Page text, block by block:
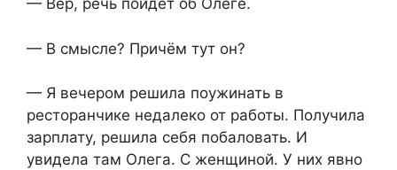
— Вер, речь пойдёт об Олеге.
— В смысле? Причём тут он?
— Я вечером решила поужинать в
ресторанчике недалеко от работы. Получила
зарплату, решила себя побаловать. И
увидела там Олега. С женщиной. У них явно